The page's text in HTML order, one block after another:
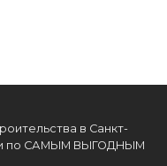
в Санкт-
по САМЫМ ВЫГОДНЫМ